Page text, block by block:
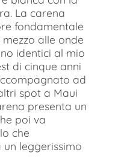
La carena
fondamentale
alle onde
identici al mio
di cinque anni
ad
spot a Maui
presenta un
poi va
che
leggerissimo